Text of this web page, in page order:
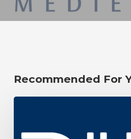
Recommended For